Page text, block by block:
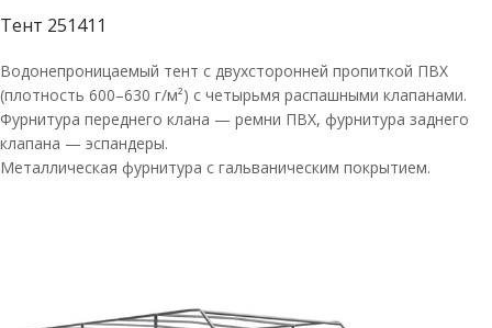
Тент 251411
Водонепроницаемый тент с двухсторонней пропиткой ПВХ
(плотность 600–630 г/м²) с четырьмя распашными клапанами.
Фурнитура переднего клана — ремни ПВХ, фурнитура заднего
клапана — эспандеры.
Металлическая фурнитура с гальваническим покрытием.